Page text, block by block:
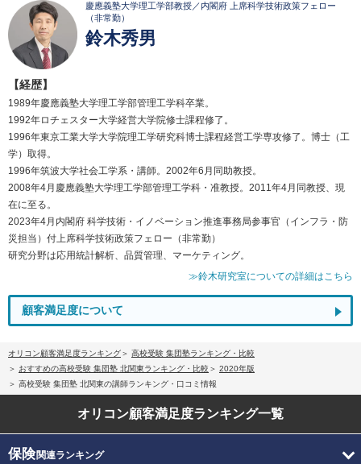
慶應義塾大学理工学部教授／内閣府 上席科学技術政策フェロー
（非常勤）
鈴木秀男
【経歴】
1989年慶應義塾大学理工学部管理工学科卒業。
1992年ロチェスター大学経営大学院修士課程修了。
1996年東京工業大学大学院理工学研究科博士課程経営工学専攻修了。博士（工
学）取得。
1996年筑波大学社会工学系・講師。2002年6月同助教授。
2008年4月慶應義塾大学理工学部管理工学科・准教授。2011年4月同教授、現
在に至る。
2023年4月内閣府 科学技術・イノベーション推進事務局参事官（インフラ・防
災担当）付上席科学技術政策フェロー（非常勤）
研究分野は応用統計解析、品質管理、マーケティング。
≫鈴木研究室についての詳細はこちら
顧客満足度について
オリコン顧客満足度ランキング
高校受験 集団塾ランキング・比較
おすすめの高校受験 集団塾 北関東ランキング・比較
2020年版
高校受験 集団塾 北関東の講師ランキング・口コミ情報
オリコン顧客満足度ランキング一覧
保険関連ランキング